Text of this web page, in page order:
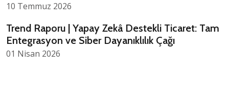
10 Temmuz 2026
Trend Raporu | Yapay Zekâ Destekli Ticaret: Tam
Entegrasyon ve Siber Dayanıklılık Çağı
01 Nisan 2026